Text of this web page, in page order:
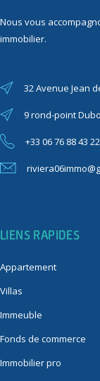
Nous vous
immobilier.
32 Avenue Jean
9 rond-point
+33 06 76 88 43 22
LIENS RAPIDES
Appartement
Villas
Immeuble
Fonds de commerce
Immobilier pro